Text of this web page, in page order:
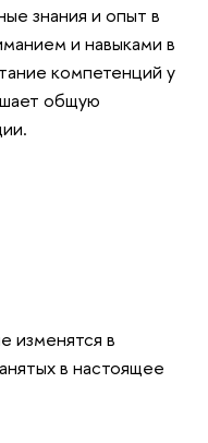
знания и опыт в
и навыками в
компетенций у
общую
изменятся в
в настоящее